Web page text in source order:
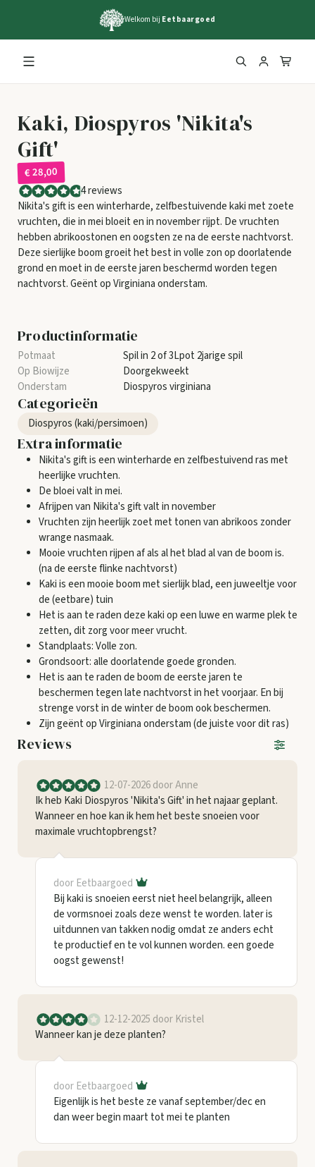
Welkom bij Eetbaargoed
Kaki, Diospyros 'Nikita's
Gift'
€ 28,00
4 reviews
Nikita's gift is een winterharde, zelfbestuivende kaki met zoete
vruchten, die in mei bloeit en in november rijpt. De vruchten
hebben abrikoostonen en oogsten ze na de eerste nachtvorst.
Deze sierlijke boom groeit het best in volle zon op doorlatende
grond en moet in de eerste jaren beschermd worden tegen
nachtvorst. Geënt op Virginiana onderstam.
Productinformatie
Spil in 2 of 3Lpot 2jarige spil
Doorgekweekt
Diospyros virginiana
Categorieën
Diospyros (kaki/persimoen)
Extra informatie
Nikita's gift is een winterharde en zelfbestuivend ras met
heerlijke vruchten.
De bloei valt in mei.
Afrijpen van Nikita's gift valt in november
Vruchten zijn heerlijk zoet met tonen van abrikoos zonder
wrange nasmaak.
Mooie vruchten rijpen af als al het blad al van de boom is.
(na de eerste flinke nachtvorst)
Kaki is een mooie boom met sierlijk blad, een juweeltje voor
de (eetbare) tuin
Het is aan te raden deze kaki op een luwe en warme plek te
zetten, dit zorg voor meer vrucht.
Standplaats: Volle zon.
Grondsoort: alle doorlatende goede gronden.
Het is aan te raden de boom de eerste jaren te
beschermen tegen late nachtvorst in het voorjaar. En bij
strenge vorst in de winter de boom ook beschermen.
Zijn geënt op Virginiana onderstam (de juiste voor dit ras)
Reviews
12-07-2026door Anne
Ik heb Kaki Diospyros 'Nikita's Gift' in het najaar geplant.
Wanneer en hoe kan ik hem het beste snoeien voor
maximale vruchtopbrengst?
door Eetbaargoed
Bij kaki is snoeien eerst niet heel belangrijk, alleen
de vormsnoei zoals deze wenst te worden. later is
uitdunnen van takken nodig omdat ze anders echt
te productief en te vol kunnen worden. een goede
oogst gewenst!
12-12-2025 door Kristel
Wanneer kan je deze planten?
door Eetbaargoed
Eigenlijk is het beste ze vanaf september/dec en
dan weer begin maart tot mei te planten